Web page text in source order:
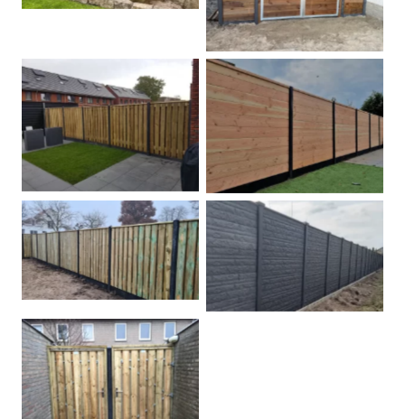
Betonpalen schutting Douglas
Hout beton schuttingen Rots motief antraciet
Tuindeur grenen